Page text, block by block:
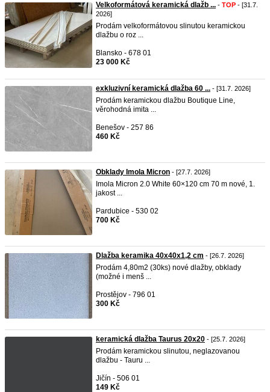
Velkoformátová keramická dlažb ... - TOP - [31.7.
2026]
Prodám velkoformátovou slinutou keramickou
dlažbu o roz ...
Blansko - 678 01
23 000 Kč
exkluzivní keramická dlažba 60 ... - [31.7. 2026]
Prodám keramickou dlažbu Boutique Line,
věrohodná imita ...
Benešov - 257 86
460 Kč
Obklady Imola Micron - [27.7. 2026]
Imola Micron 2.0 White 60×120 cm 70 m nové, 1.
jakost ...
Pardubice - 530 02
700 Kč
Dlažba keramika 40x40x1,2 cm - [26.7. 2026]
Prodám 4,80m2 (30ks) nové dlažby, obklady
(možné i menš ...
Prostějov - 796 01
300 Kč
keramická dlažba Taurus 20x20 - [25.7. 2026]
Prodám keramickou slinutou, neglazovanou
dlažbu - Tauru ...
Jičín - 506 01
149 Kč